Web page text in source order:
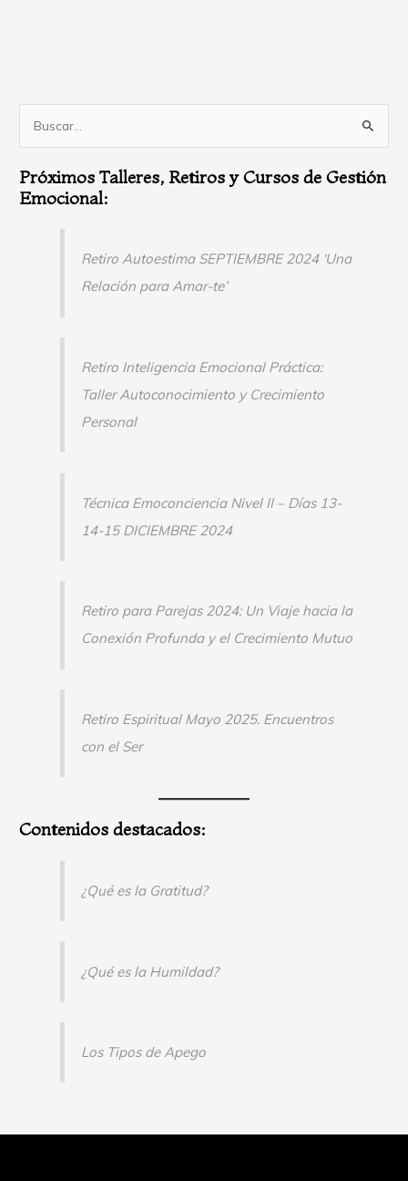
s
c
Próximos Talleres, Retiros y Cursos de Gestión
Emocional:
Retiro Autoestima SEPTIEMBRE 2024 ‘Una
Relación para Amar-te’
Retiro Inteligencia Emocional Práctica:
Taller Autoconocimiento y Crecimiento
Personal
Técnica Emoconciencia Nivel II – Días 13-
14-15 DICIEMBRE 2024
Retiro para Parejas 2024: Un Viaje hacia la
Conexión Profunda y el Crecimiento Mutuo
Retiro Espiritual Mayo 2025. Encuentros
con el Ser
Contenidos destacados:
¿Qué es la Gratitud?
¿Qué es la Humildad?
Los Tipos de Apego